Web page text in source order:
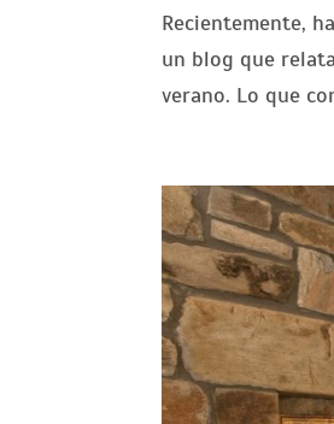
Recientemente,
un blog que
verano. Lo que